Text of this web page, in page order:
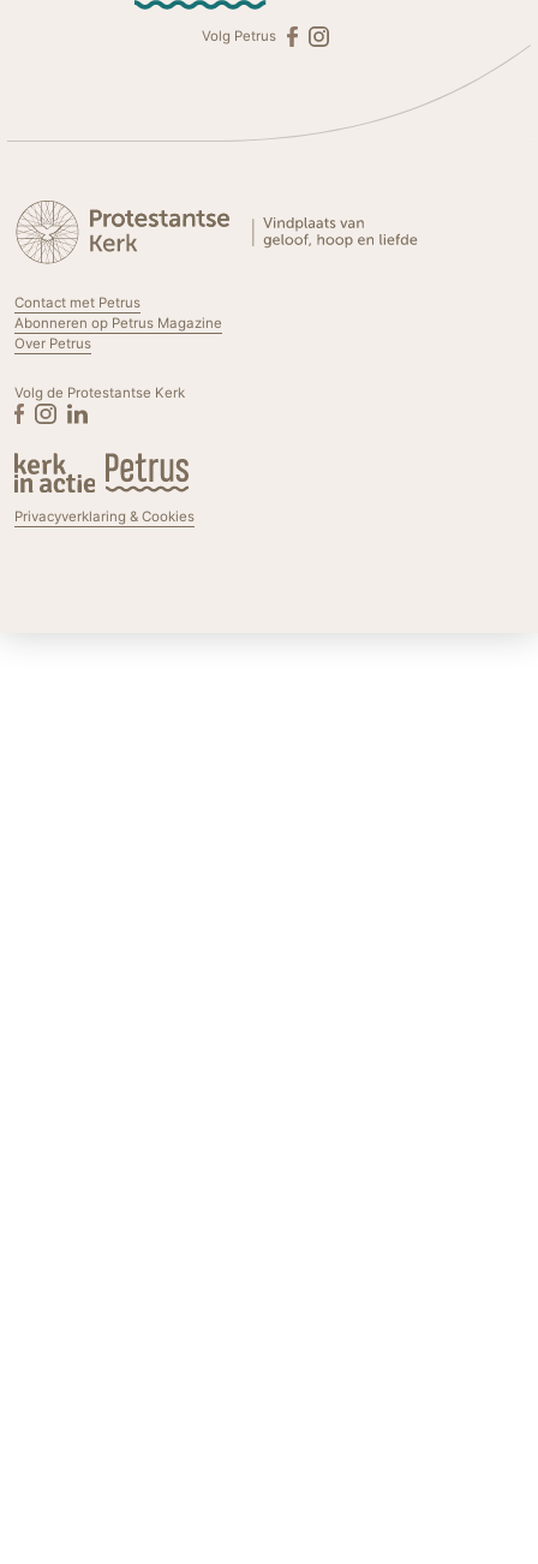
Volg Petrus
Contact met Petrus
Abonneren op Petrus Magazine
Over Petrus
Volg de Protestantse Kerk
Privacyverklaring & Cookies